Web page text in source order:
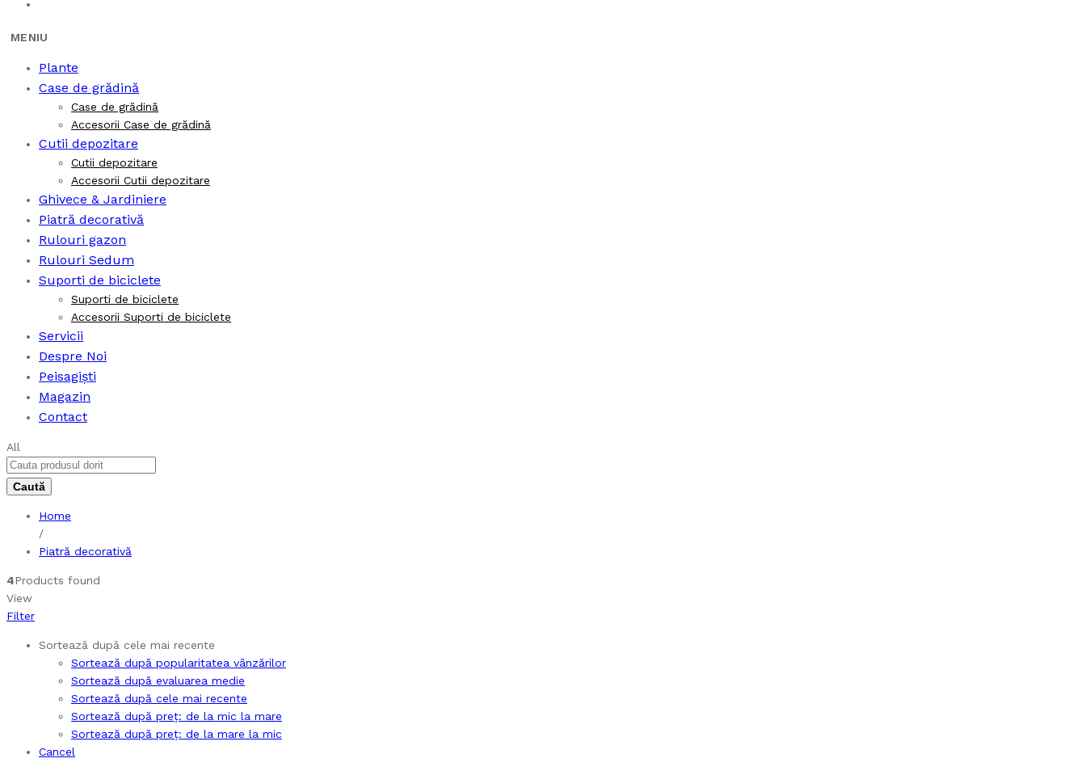
Plante
Case de grădină
Case de grădină
Accesorii Case de grădină
Cutii depozitare
Cutii depozitare
Accesorii Cutii depozitare
Ghivece & Jardiniere
Piatră decorativă
Rulouri gazon
Rulouri Sedum
Suporti de biciclete
Suporti de biciclete
Accesorii Suporti de biciclete
Servicii
Despre Noi
Peisagiști
Magazin
Contact
All
Home
/
Piatră decorativă
4Products found
View
Filter
Sortează după cele mai recente
Sortează după popularitatea vânzărilor
Sortează după evaluarea medie
Sortează după cele mai recente
Sortează după preț: de la mic la mare
Sortează după preț: de la mare la mic
Cancel